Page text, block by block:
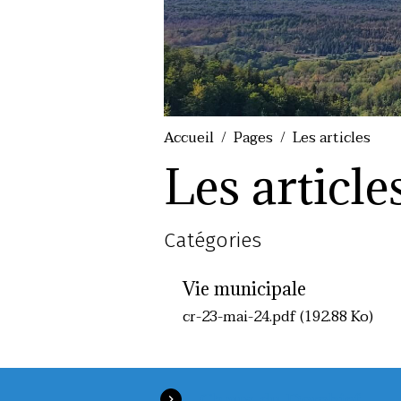
Accueil Pages Les articles
Les
Catégories
Vie municipale
cr-23-mai-24.pdf (192.88 Ko)